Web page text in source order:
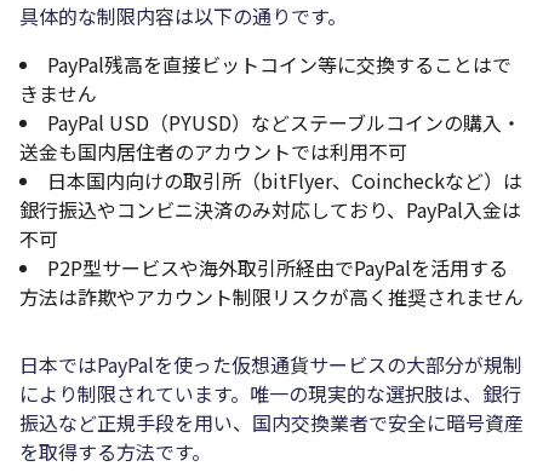
具体的な制限内容は以下の通りです。
PayPal残高を直接ビットコイン等に交換することはで
きません
PayPal USD（PYUSD）などステーブルコインの購入・
送金も国内居住者のアカウントでは利用不可
日本国内向けの取引所（bitFlyer、Coincheckなど）は
銀行振込やコンビニ決済のみ対応しており、PayPal入金は
不可
P2P型サービスや海外取引所経由でPayPalを活用する
方法は詐欺やアカウント制限リスクが高く推奨されません
日本ではPayPalを使った仮想通貨サービスの大部分が規制
により制限されています。唯一の現実的な選択肢は、銀行
振込など正規手段を用い、国内交換業者で安全に暗号資産
を取得する方法です。